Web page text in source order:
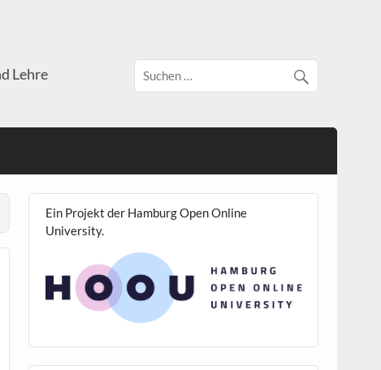
Lehre
Ein Projekt der Hamburg Open Online
University.